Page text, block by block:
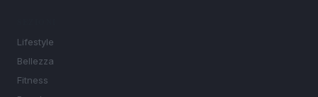
Lifestyle
Bellezza
Fitness